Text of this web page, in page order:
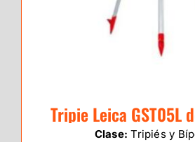
Tripie Leica GST05L
Clase: Tripiés y